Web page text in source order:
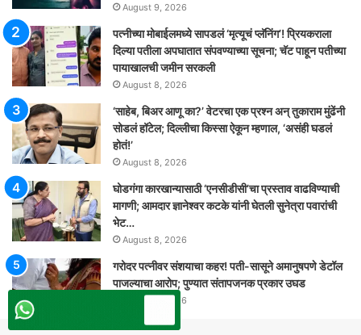
August 9, 2026
पत्नीच्या मोबाईलमध्ये सापडलं ‘मृत्यूचं प्लॅनिंग’! प्रियकराला
दिल्या पतीला अपघातात संपवण्याच्या सूचना; चॅट पाहून पतीच्या
पायाखालची जमीन सरकली
August 8, 2026
‘साहेब, बिअर आणू का?’ वेटरचा एक प्रश्न अन् तुकाराम मुंढेंनी
सोडलं हॉटेल; दिल्लीचा किस्सा ऐकून म्हणाल, ‘असंही घडलं
होतं!’
August 8, 2026
घोडगंगा कारखान्यासाठी ‘एनसीडीसी’चा प्रस्ताव वाढविण्याची
मागणी; आमदार ज्ञानेश्वर कटके यांनी घेतली सुनेत्रा पवारांची
भेट…
August 8, 2026
गरोदर पत्नीवर संशयाचा कहर! पती-सासूने अमानुषपणे डेटॉल
पाजल्याचा आरोप; पुण्यात संतापजनक प्रकार उघड
August 8, 2026